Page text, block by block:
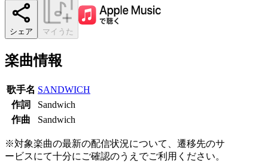
シェア マイうた
楽曲情報
歌手名 SANDWICH
作詞
Sandwich
作曲
Sandwich
※対象楽曲の最新の配信状況について、遷移先のサ
ービスにて十分にご確認のうえでご利用ください。